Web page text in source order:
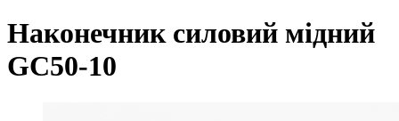
Наконечник силовий мідний
GC50-10